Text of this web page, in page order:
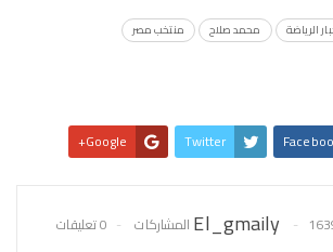
الرياضة محمد صلاح
منتخب مصر
Twitter
Google+
El_gmaily المشاركات 0 تعليقات